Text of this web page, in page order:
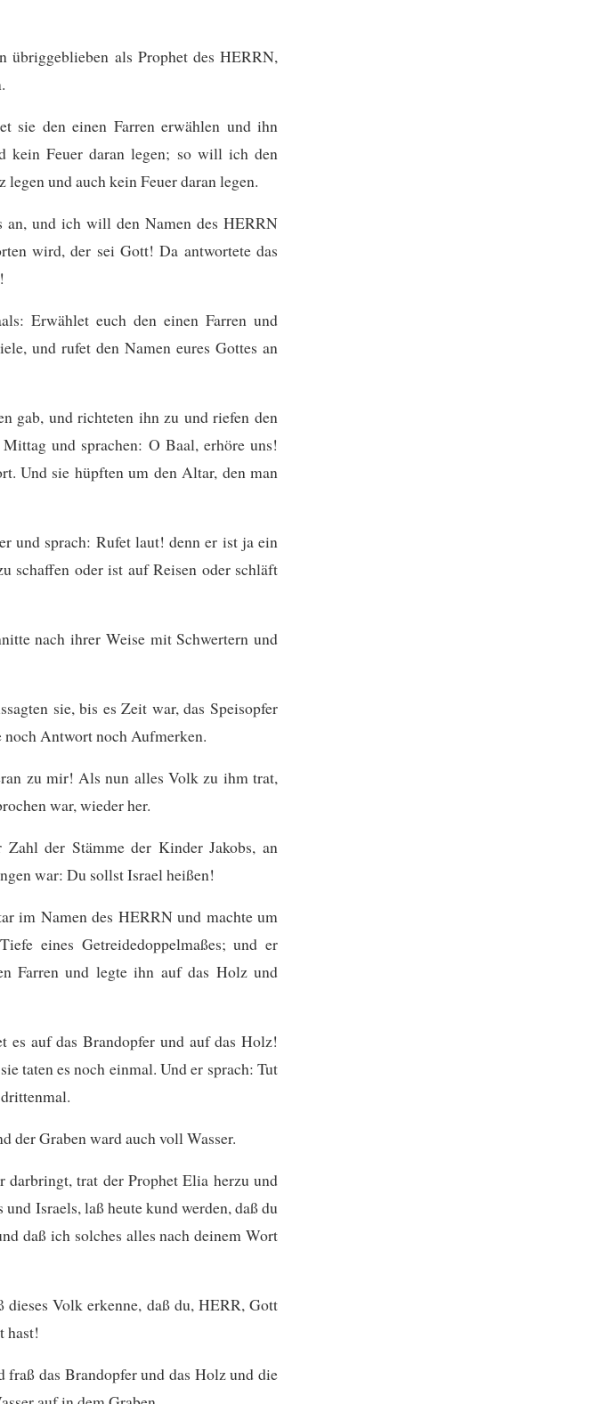
als Prophet des HERRN,
sie den einen Farren erwählen und ihn
kein Feuer daran legen; so will ich den
und auch kein Feuer daran legen.
an, und ich will den Namen des HERRN
wird, der sei Gott! Da antwortete das
Erwählet euch den einen Farren und
und rufet den Namen eures Gottes an
gab, und richteten ihn zu und riefen den
und sprachen: O Baal, erhöre uns!
Und sie hüpften um den Altar, den man
und sprach: Rufet laut! denn er ist ja ein
schaffen oder ist auf Reisen oder schläft
nach ihrer Weise mit Schwertern und
sie, bis es Zeit war, das Speisopfer
Antwort noch Aufmerken.
zu mir! Als nun alles Volk zu ihm trat,
war, wieder her.
der Stämme der Kinder Jakobs, an
war: Du sollst Israel heißen!
im Namen des HERRN und machte um
eines Getreidedoppelmaßes; und er
Farren und legte ihn auf das Holz und
auf das Brandopfer und auf das Holz!
taten es noch einmal. Und er sprach: Tut
der Graben ward auch voll Wasser.
darbringt, trat der Prophet Elia herzu und
Israels, laß heute kund werden, daß du
daß ich solches alles nach deinem Wort
Volk erkenne, daß du, HERR, Gott
hast!
das Brandopfer und das Holz und die